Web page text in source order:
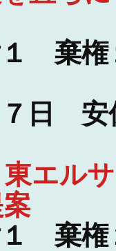
棄権
７日
エル
棄権